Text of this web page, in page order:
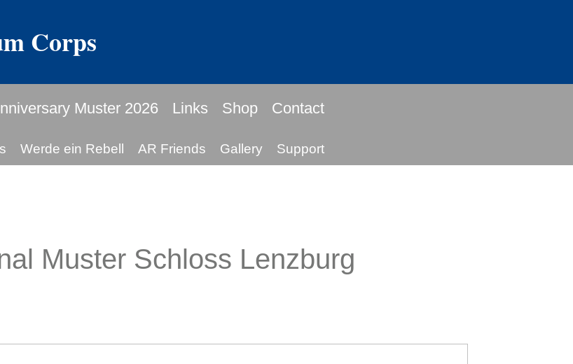
Corps
Muster 2026 Links Shop Contact
Werde ein Rebell AR Friends Gallery Support
Muster Schloss Lenzburg